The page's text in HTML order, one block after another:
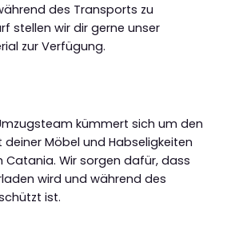
des Transports zu
stellen wir dir gerne unser
zur Verfügung.
kümmert sich um den
Möbel und Habseligkeiten
Wir sorgen dafür, dass
wird und während des
ist.